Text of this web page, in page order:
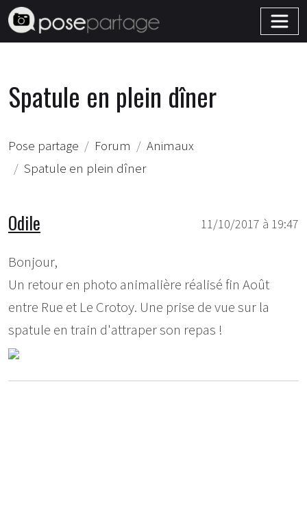
Spatule en plein dîner
Pose partage Forum
Animaux
Spatule en plein dîner
11/10/2017 à 19:47
Odile
Bonjour,
Un retour en photo animalière réalisé fin Août
entre Rue et Le Crotoy. Une prise de vue sur la
spatule en train d'attraper son repas !